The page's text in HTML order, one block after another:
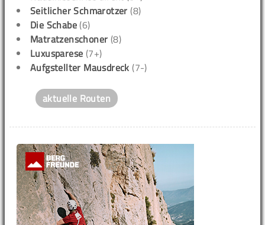
Seitlicher Schmarotzer (8)
Die Schabe (6)
Matratzenschoner (8)
Luxusparese (7+)
Aufgstellter Mausdreck (7-)
aktuelle Routen